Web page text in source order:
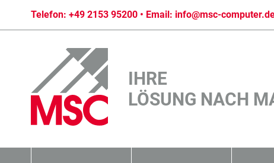
Telefon: +49 2153 95200 • Email: info@msc-
IHRE
LÖSUNG NACH